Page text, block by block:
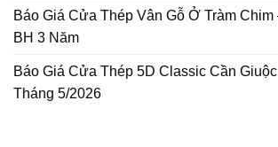
Báo Giá Cửa Thép Vân Gỗ Ở Tràm
BH 3 Năm
Báo Giá Cửa Thép 5D Classic Cần
Tháng 5/2026